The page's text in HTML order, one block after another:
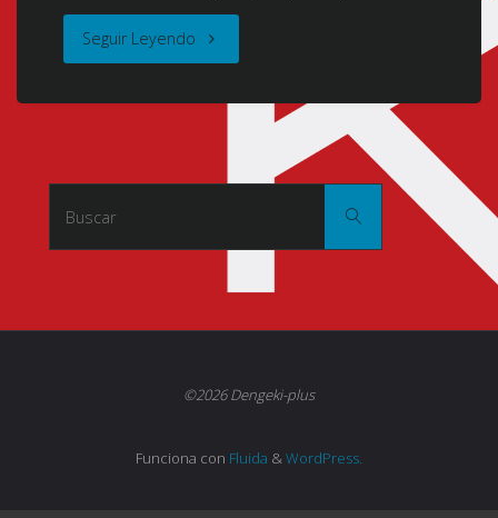
Seguir Leyendo "Boruto:
Generations
Terasu
Buscar:
Buscar
©2026 Dengeki-plus
Funciona con Fluida &WordPress.